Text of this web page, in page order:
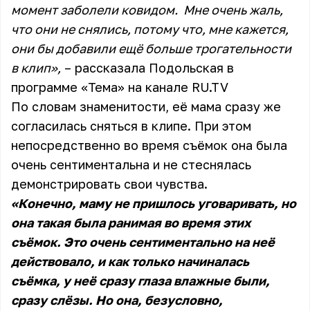
момент заболели ковидом. Мне очень жаль,
что они не снялись, потому что, мне кажется,
они бы добавили ещё больше трогательности
в клип», – рассказала Подольская в
программе «Тема» на канале RU.TV
По словам знаменитости, её мама сразу же
согласилась сняться в клипе. При этом
непосредственно во время съёмок она была
очень сентиментальна и не стеснялась
демонстрировать свои чувства.
«Конечно, маму не пришлось уговаривать, но
она такая была ранимая во время этих
съёмок. Это очень сентиментально на неё
действовало, и как только начиналась
съёмка, у неё сразу глаза влажные были,
сразу слёзы. Но она, безусловно,